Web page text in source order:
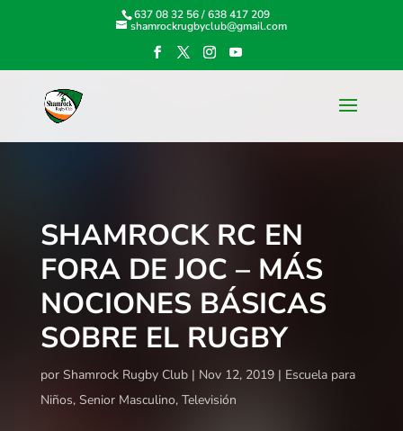
637 08 32 56/638 417 209
shamrockrugbyclub@gmail.com
SHAMROCK RC EN
FORA DE JOC – MÁS
NOCIONES BÁSICAS
SOBRE EL RUGBY
por Shamrock Rugby Club Nov 12, 2019
Escuela para
Niños, Senior Masculino, Televisión